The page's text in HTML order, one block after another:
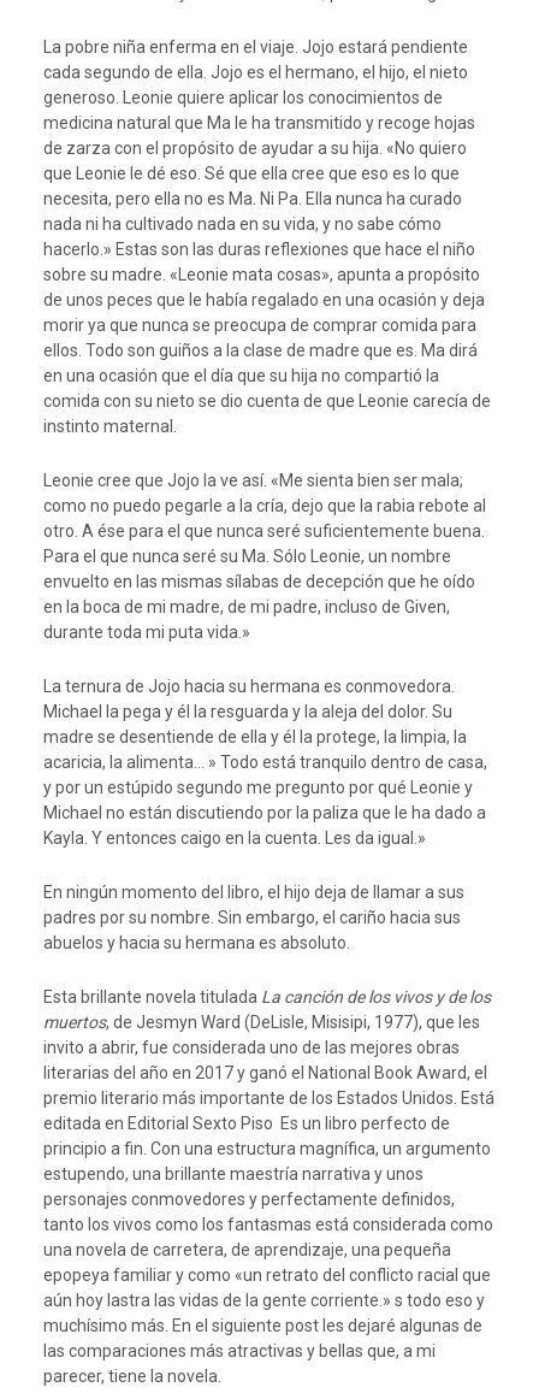
La pobre niña enferma en el viaje. Jojo estará pendiente
cada segundo de ella. Jojo es el hermano, el hijo, el nieto
generoso. Leonie quiere aplicar los conocimientos de
medicina natural que Ma le ha transmitido y recoge hojas
de zarza con el propósito de ayudar a su hija. «No quiero
que Leonie le dé eso. Sé que ella cree que eso es lo que
necesita, pero ella no es Ma. Ni Pa. Ella nunca ha curado
nada ni ha cultivado nada en su vida, y no sabe cómo
hacerlo.» Estas son las duras reflexiones que hace el niño
sobre su madre. «Leonie mata cosas», apunta a propósito
de unos peces que le había regalado en una ocasión y deja
morir ya que nunca se preocupa de comprar comida para
ellos. Todo son guiños a la clase de madre que es. Ma dirá
en una ocasión que el día que su hija no compartió la
comida con su nieto se dio cuenta de que Leonie carecía de
instinto maternal.
Leonie cree que Jojo la ve así. «Me sienta bien ser mala;
como no puedo pegarle a la cría, dejo que la rabia rebote al
otro. A ése para el que nunca seré suficientemente buena.
Para el que nunca seré su Ma. Sólo Leonie, un nombre
envuelto en las mismas sílabas de decepción que he oído
en la boca de mi madre, de mi padre, incluso de Given,
durante toda mi puta vida.»
La ternura de Jojo hacia su hermana es conmovedora.
Michael la pega y él la resguarda y la aleja del dolor. Su
madre se desentiende de ella y él la protege, la limpia, la
acaricia, la alimenta… » Todo está tranquilo dentro de casa,
y por un estúpido segundo me pregunto por qué Leonie y
Michael no están discutiendo por la paliza que le ha dado a
Kayla. Y entonces caigo en la cuenta. Les da igual.»
En ningún momento del libro, el hijo deja de llamar a sus
padres por su nombre. Sin embargo, el cariño hacia sus
abuelos y hacia su hermana es absoluto.
Esta brillante novela titulada La canción de los vivos y de los
muertos, de Jesmyn Ward (DeLisle, Misisipi, 1977), que les
invito a abrir, fue considerada uno de las mejores obras
literarias del año en 2017 y ganó el National Book Award, el
premio literario más importante de los Estados Unidos. Está
editada en Editorial Sexto Piso Es un libro perfecto de
principio a fin. Con una estructura magnífica, un argumento
estupendo, una brillante maestría narrativa y unos
personajes conmovedores y perfectamente definidos,
tanto los vivos como los fantasmas está considerada como
una novela de carretera, de aprendizaje, una pequeña
epopeya familiar y como «un retrato del conflicto racial que
aún hoy lastra las vidas de la gente corriente.» s todo eso y
muchísimo más. En el siguiente post les dejaré algunas de
las comparaciones más atractivas y bellas que, a mi
parecer, tiene la novela.